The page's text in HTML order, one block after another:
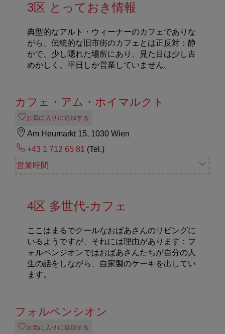
3区 とっておき情報
典型的なアルト・ウィーナーのカフェでありな
がら、伝統的な旧市街のカフェとは正反対：静
かで、少し隠れた場所にあり、見た目は少し古
めかしく、平日しか営業していません。
カフェ・アム・ホイマルクト
お気に入りに追加する
Am Heumarkt 15, 1030 Wien
+43 1 712 65 81 (Tel.)
営業時間
4区 多世代‐カフェ
ここはまるでクールなおばあさんのリビングに
いるようですが、それには理由があります：フ
ォルペンジオンではおばあさんたちが自分の人
生の話をしながら、自家製のケーキを出してい
ます。
フォルペンシオン
お気に入りに追加する